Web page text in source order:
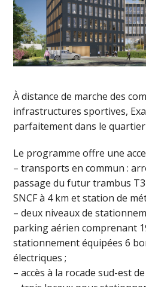
À distance de marche des
infrastructures sportives,
parfaitement dans le
Le programme offre une
– transports en commun :
passage du futur trambus
SNCF à 4 km et station de
– deux niveaux de
parking aérien comprenant
stationnement équipées 6
électriques ;
– accès à la rocade sud-est